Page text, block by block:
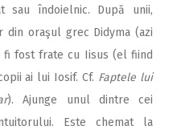
sau îndoielnic. După unii,
din oraşul grec Didyma (azi
fi fost frate cu Iisus (el fiind
ai lui Iosif. Cf. Faptele lui
). Ajunge unul dintre cei
Este chemat la